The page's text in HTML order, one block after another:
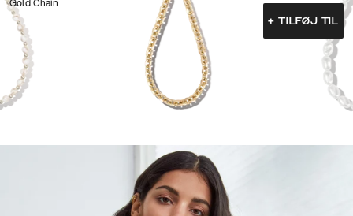
Gold Chain
+ TILFØJ TIL